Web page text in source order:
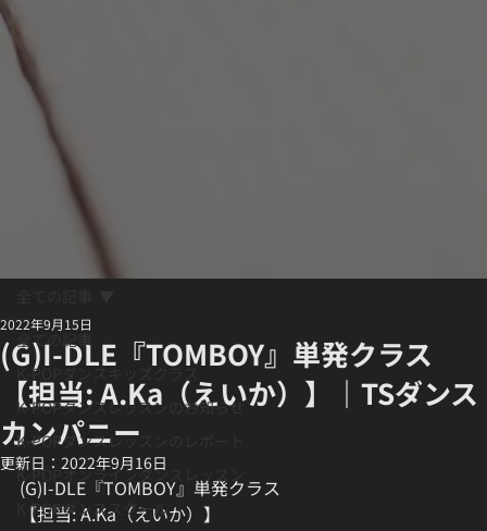
全ての記事
K-POPダンスキッズクラス
K-POPダンスレッスンのお知らせ
K-POPダンスレッスンのレポート
K-POPオンラインダンスレッスン
K-POPダンススクール
(G)I-DLE『TOMBOY』単発クラス
【担当: A.Ka（えいか）】｜TSダンス
カンパニー
2022年9月15日
更新日： 2022年9月16日
(G)I-DLE『TOMBOY』単発クラス
【担当: A.Ka（えいか）】